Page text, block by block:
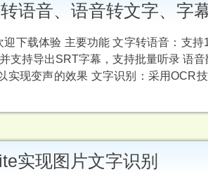
语音、语音转文字、字
下载体验 主要功能 文字转语音：支
支持导出SRT字幕，支持批量听录 语
实现变声的效果 文字识别：采用OCR
实现图片文字识别